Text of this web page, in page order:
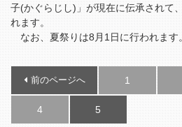
子(かぐらじし)」が現在に伝承されて
れます。
なお、夏祭りは8月1日に行われます。
前のページへ 1
4 5